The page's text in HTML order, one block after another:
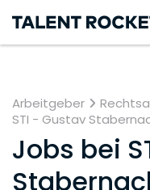
Arbeitgeber
STI - Gustav
Jobs bei